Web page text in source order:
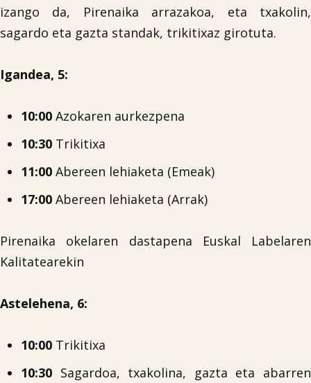
izango da, Pirenaika arrazakoa, eta txakolin,
sagardo eta gazta standak, trikitixaz girotuta.
Igandea, 5:
10:00 Azokaren aurkezpena
10:30 Trikitixa
11:00 Abereen lehiaketa (Emeak)
17:00 Abereen lehiaketa (Arrak)
Pirenaika okelaren dastapena Euskal Labelaren
Kalitatearekin
Astelehena, 6:
10:00 Trikitixa
10:30 Sagardoa, txakolina, gazta eta abarren